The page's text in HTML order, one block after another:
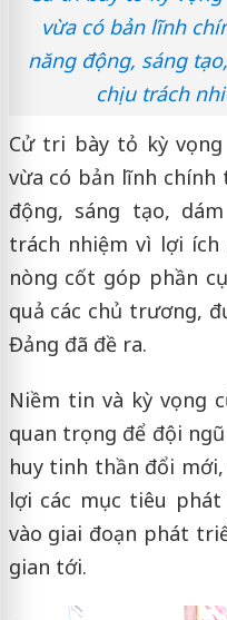
vừa có bản lĩnh
năng động, sáng
chịu trách
Cử tri bày tỏ kỳ
vừa có bản lĩnh chính
động, sáng tạo,
trách nhiệm vì lợi ích
nòng cốt góp phần
quả các chủ trương,
Đảng đã đề ra.
Niềm tin và kỳ vọng
quan trọng để đội
huy tinh thần đổi
lợi các mục tiêu
vào giai đoạn phát
gian tới.